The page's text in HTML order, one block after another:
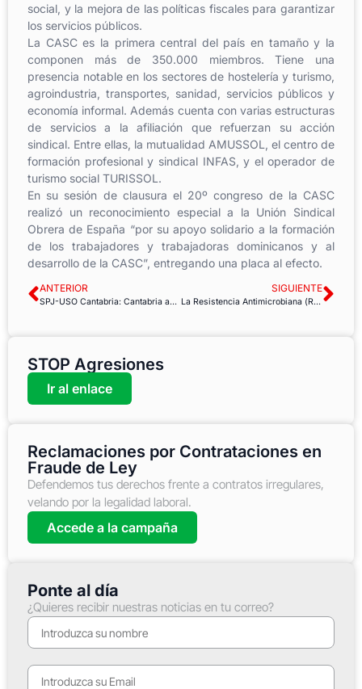
social, y la mejora de las políticas fiscales para garantizar
los servicios públicos.
La CASC es la primera central del país en tamaño y la
componen más de 350.000 miembros. Tiene una
presencia notable en los sectores de hostelería y turismo,
agroindustria, transportes, sanidad, servicios públicos y
economía informal. Además cuenta con varias estructuras
de servicios a la afiliación que refuerzan su acción
sindical. Entre ellas, la mutualidad AMUSSOL, el centro de
formación profesional y sindical INFAS, y el operador de
turismo social TURISSOL.
En su sesión de clausura el 20º congreso de la CASC
realizó un reconocimiento especial a la Unión Sindical
Obrera de España “por su apoyo solidario a la formación
de los trabajadores y trabajadoras dominicanos y al
desarrollo de la CASC”, entregando una placa al efecto.
ANTERIOR
SPJ-USO Cantabria: Cantabria anuncia su intención de publicar nueva convocatorai de bolsas en septiembre
SIGUIENTE
La Resistencia Antimicrobiana (RAM), una amenaza biológica para la salud
STOP Agresiones
Ir al enlace
Reclamaciones por Contrataciones en
Fraude de Ley
Defendemos tus derechos frente a contratos irregulares,
velando por la legalidad laboral.
Accede a la campaña
Ponte al día
¿Quieres recibir nuestras noticias en tu correo?